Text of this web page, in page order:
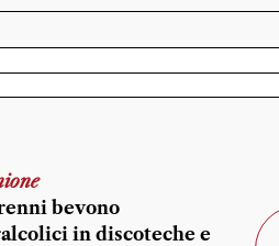
bevono
in discoteche e